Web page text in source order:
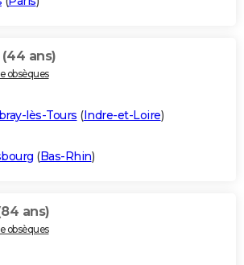
(44 ans)
obsèques
lès-Tours (Indre-et-Loire)
(Bas-Rhin)
ans)
obsèques